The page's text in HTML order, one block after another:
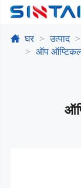
घर उत्पाद
ऑप ऑप्टिकल